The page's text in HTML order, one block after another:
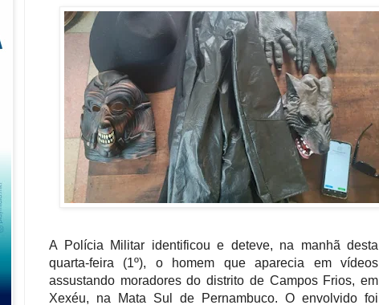
A Polícia Militar identificou e deteve, na manhã desta
quarta-feira (1º), o homem que aparecia em vídeos
assustando moradores do distrito de Campos Frios, em
Xexéu, na Mata Sul de Pernambuco. O envolvido foi